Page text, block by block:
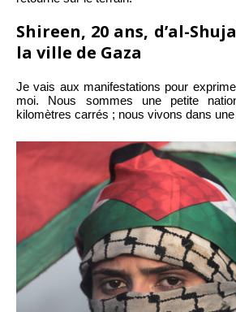
Shireen, 20 ans, d’al-
la ville de Gaza
Je vais aux manifestations pour
moi. Nous sommes une petite
kilomètres carrés ; nous vivons dans